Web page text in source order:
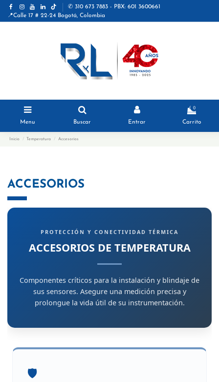
✆ 310 673 7883 - PBX: 601 3600661
📍Calle 17 # 22-24 Bogotá, Colombia
Menu Buscar Entrar
0
Carrito
Inicio Temperatura Accesorios
ACCESORIOS
PROTECCIÓN Y CONECTIVIDAD TÉRMICA
ACCESORIOS DE TEMPERATURA
Componentes críticos para la instalación y blindaje de
sus sensores. Asegure una medición precisa y
prolongue la vida útil de su instrumentación.
🛡️